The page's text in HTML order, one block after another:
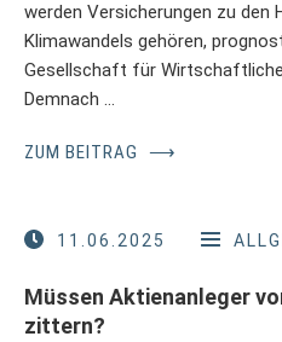
werden Versicherungen zu den
Klimawandels gehören,
Gesellschaft für
Demnach …
ZUM BEITRAG ⟶
11.06.2025
Müssen Aktienanleger
zittern?